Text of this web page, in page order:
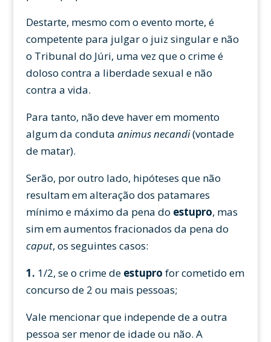
Destarte, mesmo com o evento morte, é
competente para julgar o juiz singular e não
o Tribunal do Júri, uma vez que o crime é
doloso contra a liberdade sexual e não
contra a vida.
Para tanto, não deve haver em momento
algum da conduta animus necandi(vontade
de matar).
Serão, por outro lado, hipóteses que não
resultam em alteração dos patamares
mínimo e máximo da pena do estupro, mas
sim em aumentos fracionados da pena do
caput, os seguintes casos:
1. 1/2, se o crime de estupro for cometido em
concurso de 2 ou mais pessoas;
Vale mencionar que independe de a outra
pessoa ser menor de idade ou não. A